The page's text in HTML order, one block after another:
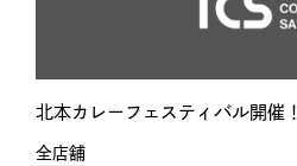
北本カレーフェスティバル開催！
全店舗